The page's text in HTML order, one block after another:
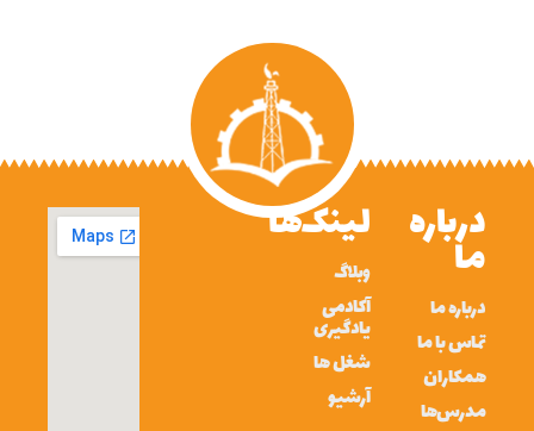
درباره
ما
درباره ما
تماس با ما
همکاران
مدرس‌ها
لینک‌ها
وبلاگ
آکادمی
یادگیری
شغل ها
آرشیو